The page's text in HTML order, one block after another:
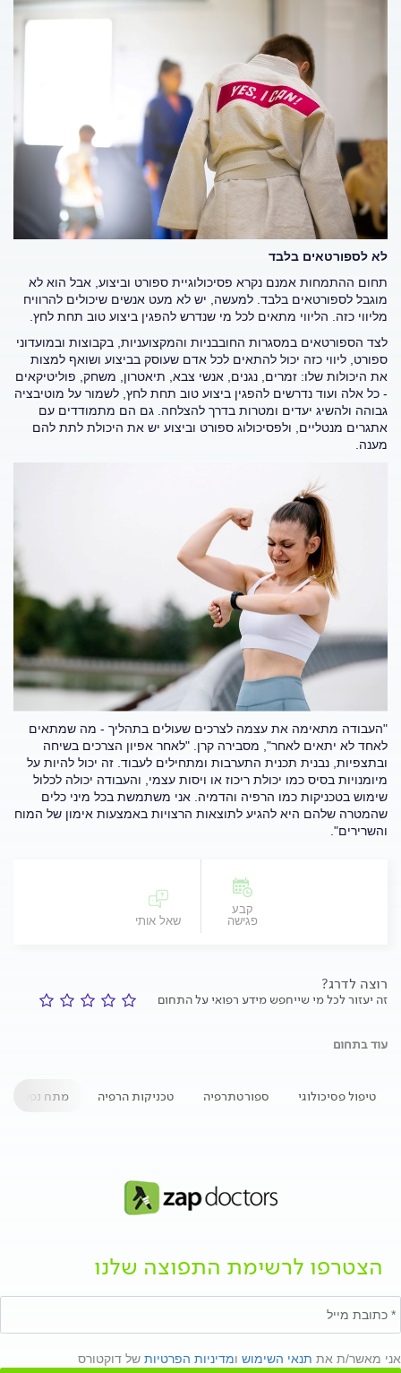
לא לספורטאים בלבד
תחום ההתמחות אמנם נקרא פסיכולוגיית ספורט וביצוע, אבל הוא לא
מוגבל לספורטאים בלבד. למעשה, יש לא מעט אנשים שיכולים להרוויח
מליווי כזה. הליווי מתאים לכל מי שנדרש להפגין ביצוע טוב תחת לחץ.
לצד הספורטאים במסגרות החובבניות והמקצועניות, בקבוצות ובמועדוני
ספורט, ליווי כזה יכול להתאים לכל אדם שעוסק בביצוע ושואף למצות
את היכולות שלו: זמרים, נגנים, אנשי צבא, תיאטרון, משחק, פוליטיקאים
- כל אלה ועוד נדרשים להפגין ביצוע טוב תחת לחץ, לשמור על מוטיבציה
גבוהה ולהשיג יעדים ומטרות בדרך להצלחה. גם הם מתמודדים עם
אתגרים מנטליים, ולפסיכולוג ספורט וביצוע יש את היכולת לתת להם
מענה.
"העבודה מתאימה את עצמה לצרכים שעולים בתהליך - מה שמתאים
לאחד לא יתאים לאחר", מסבירה קרן. "לאחר אפיון הצרכים בשיחה
ובתצפיות, נבנית תכנית התערבות ומתחילים לעבוד. זה יכול להיות על
מיומנויות בסיס כמו יכולת ריכוז או ויסות עצמי, והעבודה יכולה לכלול
שימוש בטכניקות כמו הרפיה והדמיה. אני משתמשת בכל מיני כלים
שהמטרה שלהם היא להגיע לתוצאות הרצויות באמצעות אימון של המוח
והשרירים".
קבע
פגישה
שאל אותי
רוצה לדרג?
זה יעזור לכל מי שייחפש מידע רפואי על התחום
עוד בתחום
טיפול פסיכולוגי ספורטתרפיה טכניקות הרפיה מתח נפשי
הצטרפו לרשימת התפוצה שלנו
אני מאשר/ת את תנאי השימוש ומדיניות הפרטיות של דוקטורס